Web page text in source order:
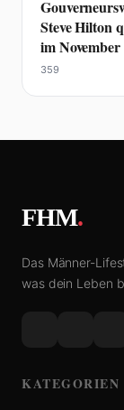
Steve Hilton
im November
359
FHM.
Das Männer-
was dein Leben
KATEGORIEN